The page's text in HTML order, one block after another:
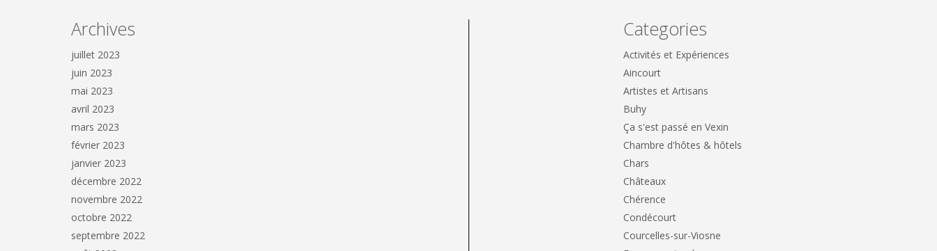
Archives
juillet 2023
juin 2023
mai 2023
avril 2023
mars 2023
février 2023
janvier 2023
décembre 2022
novembre 2022
octobre 2022
septembre 2022
Categories
Activités et Expériences
Aincourt
Artistes et Artisans
Buhy
Ça s'est passé en Vexin
Chambre d'hôtes & hôtels
Chars
Châteaux
Chérence
Condécourt
Courcelles-sur-Viosne